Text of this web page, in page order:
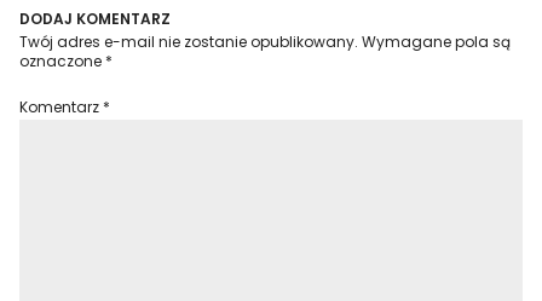
DODAJ KOMENTARZ
Twój adres e-mail nie zostanie opublikowany. Wymagane pola są
oznaczone *
Komentarz *